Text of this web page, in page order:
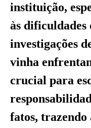
instituição,
às dificuldades
investigações
vinha
crucial para
fatos, trazendo